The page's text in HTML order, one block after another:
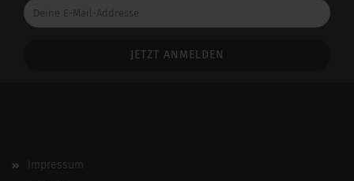
Deine
E-
Impressum